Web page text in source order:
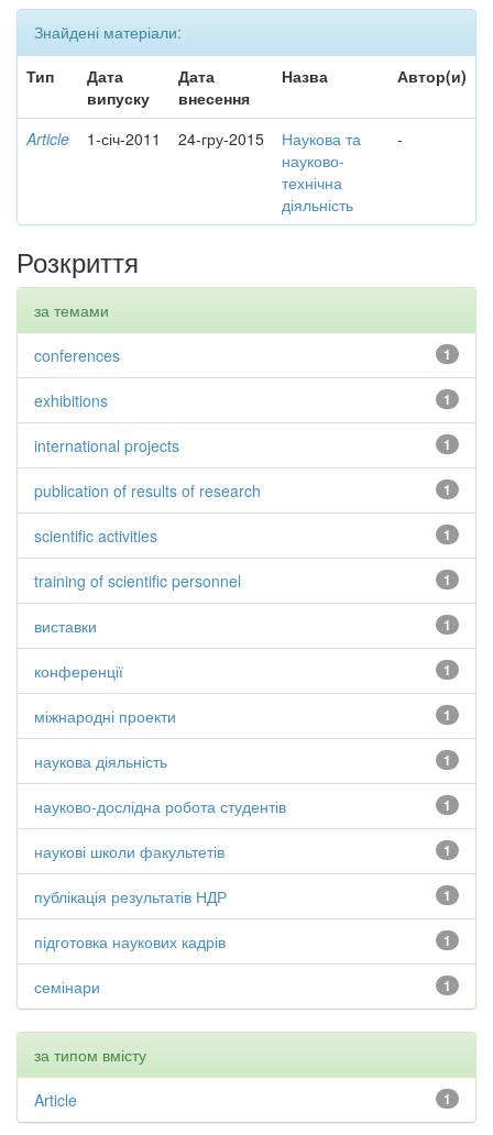
Знайдені матеріали:
Тип
Дата
випуску
Дата
внесення
Назва Автор(и)
Article 1-січ-2011 24-гру-2015
Наукова та
науково-
технічна
діяльність
-
Розкриття
за темами
1
conferences
1
exhibitions
1
international projects
1
publication of results of research
1
scientific activities
1
training of scientific personnel
1
виставки
1
конференції
1
міжнародні проекти
1
наукова діяльність
1
науково-дослідна робота студентів
1
наукові школи факультетів
1
публікація результатів НДР
1
підготовка наукових кадрів
1
семінари
за типом вмісту
1
Article